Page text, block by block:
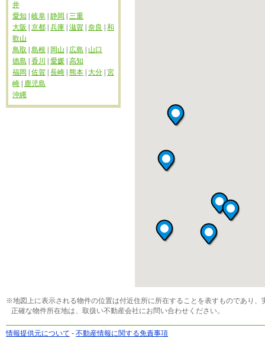
井
愛知
岐阜 静岡
三重
大阪
京都 兵庫 滋賀 奈良
和
歌山
鳥取
島根 岡山 広島
山口
徳島
香川 愛媛 高知
福岡
佐賀 長崎 熊本 大分 宮
崎
鹿児島
沖縄
※地図上に表示される物件の位置は付近住所に所在することを表すものであり
正確な物件所在地は、取扱い不動産会社にお問い合わせください。
情報提供元について - 不動産情報に関する免責事項